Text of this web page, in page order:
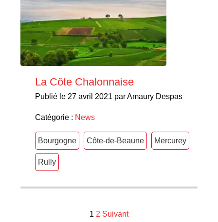
La Côte Chalonnaise
Publié le 27 avril 2021 par Amaury Despas
Catégorie : News
Bourgogne Côte-de-Beaune Mercurey
Rully
1 2 Suivant